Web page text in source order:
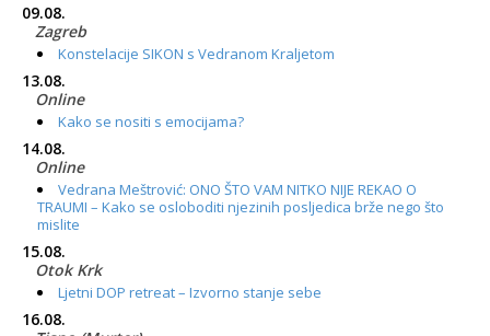
09.08.
Zagreb
Konstelacije SIKON s Vedranom Kraljetom
13.08.
Online
Kako se nositi s emocijama?
14.08.
Online
Vedrana Meštrović: ONO ŠTO VAM NITKO NIJE REKAO O
TRAUMI – Kako se osloboditi njezinih posljedica brže nego što
mislite
15.08.
Otok Krk
Ljetni DOP retreat – Izvorno stanje sebe
16.08.